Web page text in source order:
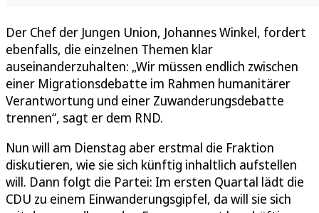
Der Chef der Jungen Union, Johannes Winkel, fordert
ebenfalls, die einzelnen Themen klar
auseinanderzuhalten: „Wir müssen endlich zwischen
einer Migrationsdebatte im Rahmen humanitärer
Verantwortung und einer Zuwanderungsdebatte
trennen“, sagt er dem RND.
Nun will am Dienstag aber erstmal die Fraktion
diskutieren, wie sie sich künftig inhaltlich aufstellen
will. Dann folgt die Partei: Im ersten Quartal lädt die
CDU zu einem Einwanderungsgipfel, da will sie sich